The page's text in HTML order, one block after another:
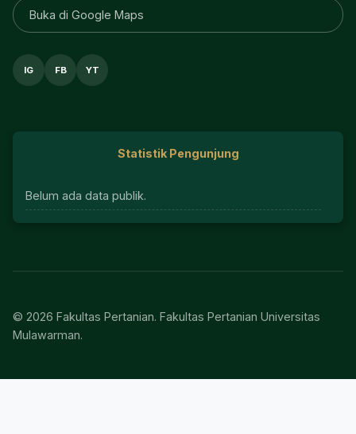
Buka di Google Maps
IG FB YT
Statistik Pengunjung
Belum ada data publik.
© 2026 Fakultas Pertanian. Fakultas Pertanian Universitas
Mulawarman.